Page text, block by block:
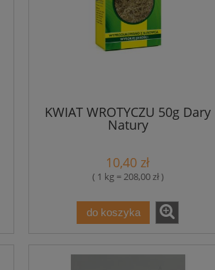
KWIAT WROTYCZU 50g Dary
Natury
10,40 zł
( 1 kg = 208,00 zł )
do koszyka